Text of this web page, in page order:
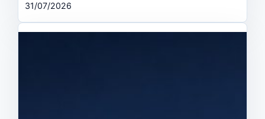
31/07/2026